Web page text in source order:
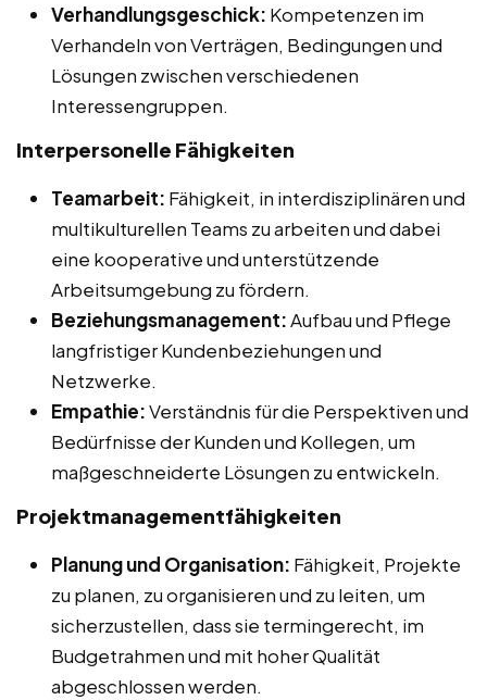
Verhandlungsgeschick: Kompetenzen im
Verhandeln von Verträgen, Bedingungen und
Lösungen zwischen verschiedenen
Interessengruppen.
Interpersonelle Fähigkeiten
Teamarbeit: Fähigkeit, in interdisziplinären und
multikulturellen Teams zu arbeiten und dabei
eine kooperative und unterstützende
Arbeitsumgebung zu fördern.
Beziehungsmanagement:Aufbau und Pflege
langfristiger Kundenbeziehungen und
Netzwerke.
Empathie:Verständnis für die Perspektiven und
Bedürfnisse der Kunden und Kollegen, um
maßgeschneiderte Lösungen zu entwickeln.
Projektmanagementfähigkeiten
Planung und Organisation: Fähigkeit, Projekte
zu planen, zu organisieren und zu leiten, um
sicherzustellen, dass sie termingerecht, im
Budgetrahmen und mit hoher Qualität
abgeschlossen werden.